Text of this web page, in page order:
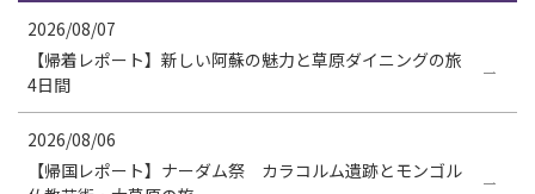
2026/08/07
【帰着レポート】新しい阿蘇の魅力と草原ダイニングの旅
4日間
2026/08/06
【帰国レポート】ナーダム祭 カラコルム遺跡とモンゴル